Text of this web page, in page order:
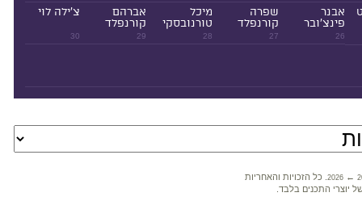
26
אבנר
פינצ'ובר
27
שפרה
קורנפלד
28
מיכל
טורנובסקי
29
אברהם
קורנפלד
30
צ'ילה לוי
2026 ←
. כל הזכויות והאחריות
יוצרי התכנים בלבד.